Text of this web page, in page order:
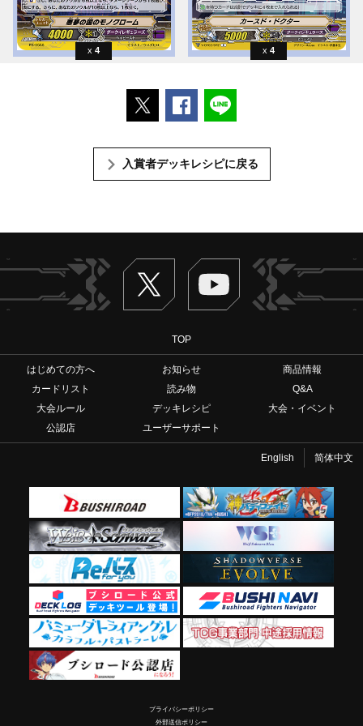
4 4
ポストするFacebookでシェアする
入賞者デッキレシピに戻る
Twitter ヴァンガードch
TOP
はじめての方へ お知らせ
商品情報
カードリスト
読み物
Q&A
大会ルール
デッキレシピ
大会・イベント
公認店
ユーザーサポート
English 简体中文
プライバシーポリシー
外部送信ポリシー